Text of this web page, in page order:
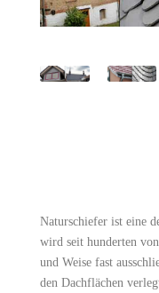
Naturschiefer ist eine
wird seit hunderten
und Weise fast
den Dachflächen